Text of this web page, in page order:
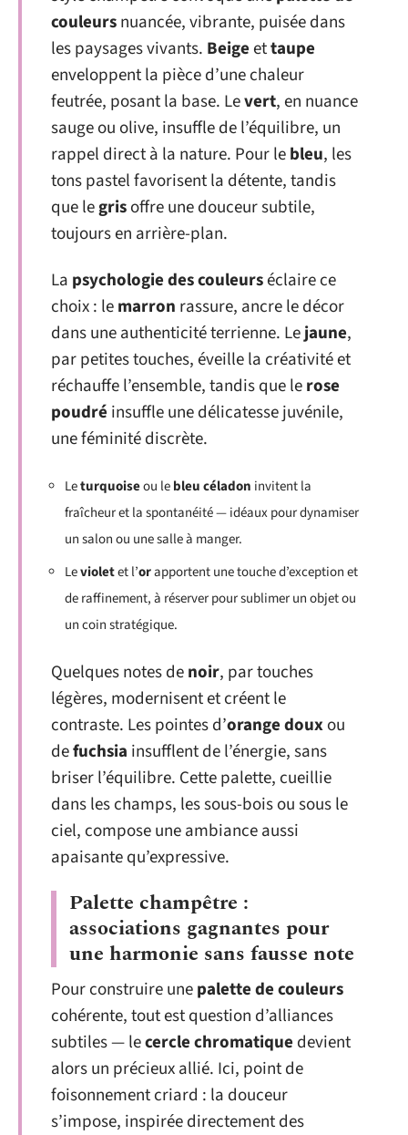
couleursnuancée, vibrante, puisée dans
les paysages vivants. Beigeettaupe
enveloppent la pièce d’une chaleur
feutrée, posant la base. Levert, en nuance
sauge ou olive, insuffle de l’équilibre, un
rappel direct à la nature. Pour lebleu, les
tons pastel favorisent la détente, tandis
que legrisoffre une douceur subtile,
toujours en arrière-plan.
La psychologie des couleurséclaire ce
choix : lemarron rassure, ancre le décor
dans une authenticité terrienne. Lejaune,
par petites touches, éveille la créativité et
réchauffe l’ensemble, tandis que lerose
poudré insuffle une délicatesse juvénile,
une féminité discrète.
Leturquoiseou lebleu céladon invitent la
fraîcheur et la spontanéité — idéaux pour dynamiser
un salon ou une salle à manger.
Levioletet l’orapportent une touche d’exception et
de raffinement, à réserver pour sublimer un objet ou
un coin stratégique.
Quelques notes denoir, par touches
légères, modernisent et créent le
contraste. Les pointes d’orange douxou
defuchsia insufflent de l’énergie, sans
briser l’équilibre. Cette palette, cueillie
dans les champs, les sous-bois ou sous le
ciel, compose une ambiance aussi
apaisante qu’expressive.
Palette champêtre :
associations gagnantes pour
une harmonie sans fausse note
Pour construire unepalette de couleurs
cohérente, tout est question d’alliances
subtiles — lecercle chromatique devient
alors un précieux allié. Ici, point de
foisonnement criard : la douceur
s’impose, inspirée directement des